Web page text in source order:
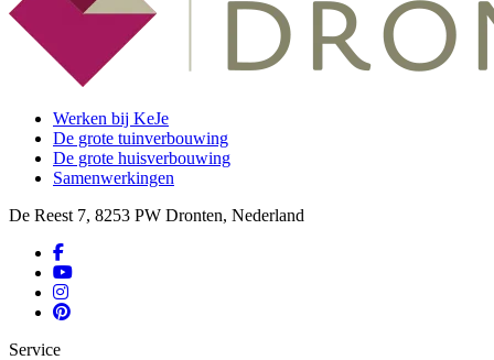
Werken bij KeJe
De grote tuinverbouwing
De grote huisverbouwing
Samenwerkingen
De Reest 7, 8253 PW Dronten, Nederland
Service